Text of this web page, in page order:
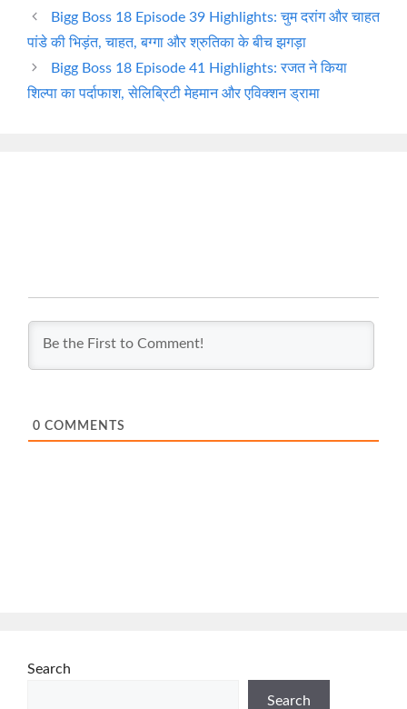
Bigg Boss 18 Episode 39 Highlights: चुम दरांग और चाहत
पांडे की भिड़ंत, चाहत, बग्गा और श्रुतिका के बीच झगड़ा
Bigg Boss 18 Episode 41 Highlights: रजत ने किया
शिल्पा का पर्दाफाश, सेलिब्रिटी मेहमान और एविक्शन ड्रामा
0 COMMENTS
Search
Search